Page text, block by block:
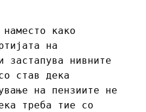
како
на
застапува нивните
став дека
на пензиите не
треба тие со